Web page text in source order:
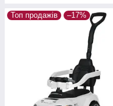
Топ продажів –17%